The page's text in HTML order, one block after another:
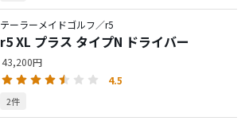
テーラーメイドゴルフ／r5
r5 XL プラス タイプN ドライバー
43,200円
4.5
2件